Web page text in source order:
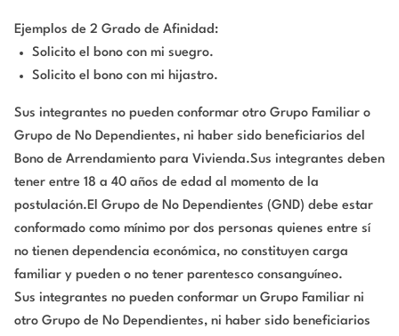
Ejemplos de 2 Grado de Afinidad:
Solicito el bono con mi suegro.
Solicito el bono con mi hijastro.
Sus integrantes no pueden conformar otro Grupo Familiar o
Grupo de No Dependientes, ni haber sido beneficiarios del
Bono de Arrendamiento para Vivienda.Sus integrantes deben
tener entre 18 a 40 años de edad al momento de la
postulación.El Grupo de No Dependientes (GND) debe estar
conformado como mínimo por dos personas quienes entre sí
no tienen dependencia económica, no constituyen carga
familiar y pueden o no tener parentesco consanguíneo.
Sus integrantes no pueden conformar un Grupo Familiar ni
otro Grupo de No Dependientes, ni haber sido beneficiarios